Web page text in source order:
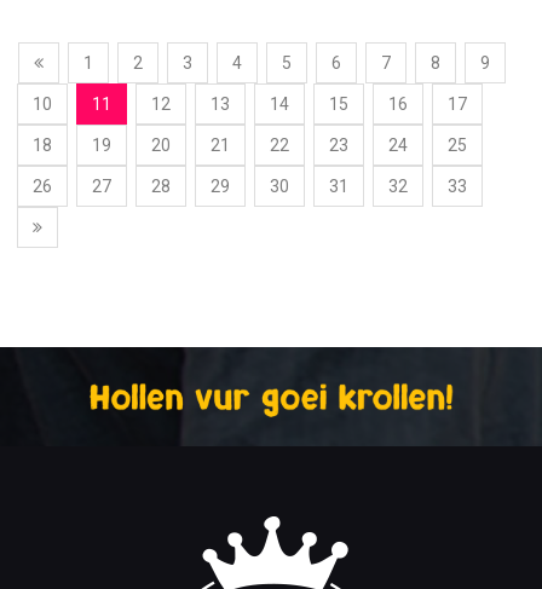
1 2 3 4 5 6 7 8 9
10 11 12 13 14 15 16 17
18 19 20 21 22 23 24 25
26 27 28 29 30 31 32 33